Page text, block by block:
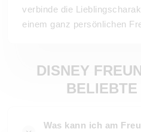
verbinde die
einem ganz persönlichen
DISNEY
Was kann ich am